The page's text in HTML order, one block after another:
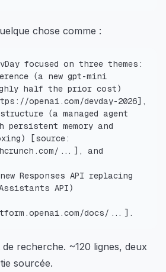
chose comme :
focused on three themes:
half the prior cost)
(a managed agent
[source:
...], and
Responses API replacing
docs/...].
recherche. ~120 lignes, deux
sourcée.